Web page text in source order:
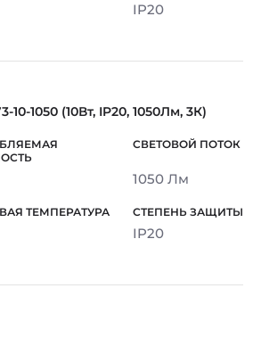
IP20
10-1050 (10Вт, IP20, 1050Лм, 3К)
1050 Лм
IP20